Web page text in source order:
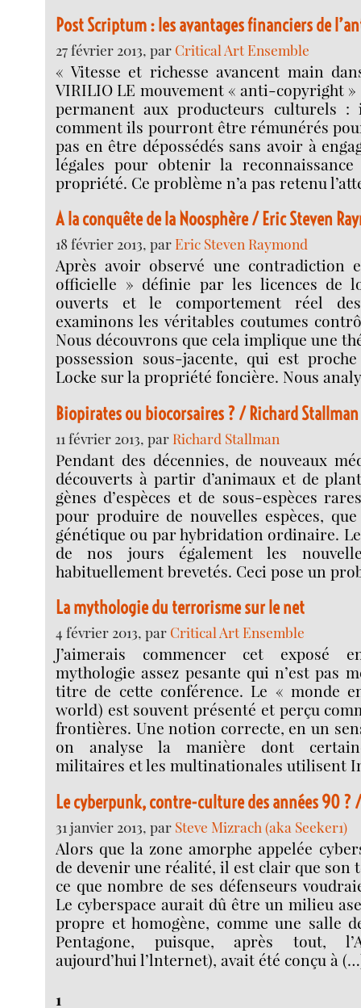
Post Scriptum : les avantages financiers de
27 février 2013, par Critical Art Ensemble
« Vitesse et richesse avancent main
VIRILIO LE mouvement « anti-copyright
permanent aux producteurs culturels :
comment ils pourront être rémunérés
pas en être dépossédés sans avoir à
légales pour obtenir la
propriété. Ce problème n’a pas retenu
A la conquête de la Noosphère / Eric Steven
18 février 2013, parEric Steven Raymond
Après avoir observé une contradiction
officielle » définie par les licences de
ouverts et le comportement réel
examinons les véritables coutumes
Nous découvrons que cela implique une
possession sous-jacente, qui est
Locke sur la propriété foncière. Nous
Biopirates ou biocorsaires ? / Richard Stallman
11 février 2013, par Richard Stallman
Pendant des décennies, de nouveaux
découverts à partir d’animaux et de
gènes d’espèces et de sous-espèces
pour produire de nouvelles espèces,
génétique ou par hybridation ordinaire.
de nos jours également les
habituellement brevetés. Ceci pose un
La mythologie du terrorisme sur le net
4 février 2013, par Critical Art Ensemble
J’aimerais commencer cet exposé
mythologie assez pesante qui n’est pas
titre de cette conférence. Le « monde
world) est souvent présenté et perçu
frontières. Une notion correcte, en un
on analyse la manière dont
militaires et les multinationales utilisent
Le cyberpunk, contre-culture des années 90 ?
31 janvier 2013, par Steve Mizrach (aka Seeker1)
Alors que la zone amorphe appelée
de devenir une réalité, il est clair que son
ce que nombre de ses défenseurs
Le cyberspace aurait dû être un milieu
propre et homogène, comme une salle
Pentagone, puisque, après tout,
aujourd’hui l’lnternet), avait été conçu à
1